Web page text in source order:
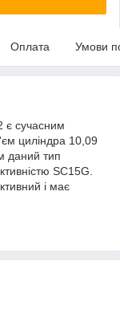
Оплата Умови
є сучасним
циліндра 10,09
даний тип
SC15G.
і має